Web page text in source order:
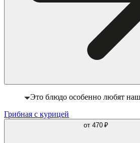
Это блюдо особенно любят
Грибная с курицей
от 470 ₽